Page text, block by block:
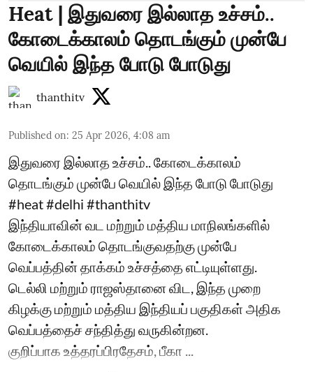
Heat | இதுவரை இல்லாத உச்சம்..
கோடைக்காலம் தொடங்கும் முன்பே
வெயில் இந்த போடு போடுது
thanthitv
Published on: 25 Apr 2026, 4:08 am
இதுவரை இல்லாத உச்சம்.. கோடைக்காலம்
தொடங்கும் முன்பே வெயில் இந்த போடு போடுது
#heat #delhi #thanthitv
இந்தியாவின் வட மற்றும் மத்திய மாநிலங்களில்
கோடைக்காலம் தொடங்குவதற்கு முன்பே
வெப்பத்தின் தாக்கம் உச்சத்தை எட்டியுள்ளது.
டெல்லி மற்றும் ராஜஸ்தானை விட, இந்த முறை
கிழக்கு மற்றும் மத்திய இந்தியப் பகுதிகள் அதிக
வெப்பத்தைச் சந்தித்து வருகின்றன.
குறிப்பாக உத்தரப்பிரதேசம், பீகா ...